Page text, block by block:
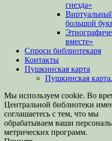
гнезда»
большой
вместе»
Спроси библиотекаря
Контакты
Пушкинская карта
Пушкинская
Мы используем cookie. Во
Центральной библиотеки
соглашаетесь с тем, что мы
обрабатываем ваши
метрических программ.